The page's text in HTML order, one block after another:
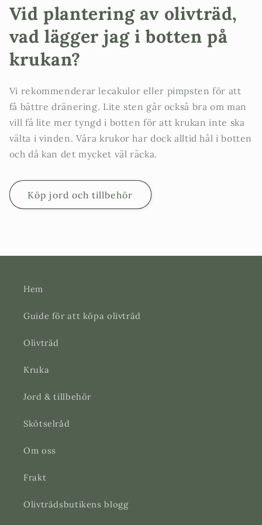
Vid plantering av olivträd,
vad lägger jag i botten på
krukan?
Vi rekommenderar lecakulor eller pimpsten för att
få bättre dränering. Lite sten går också bra om man
vill få lite mer tyngd i botten för att krukan inte ska
välta i vinden. Våra krukor har dock alltid hål i botten
och då kan det mycket väl räcka.
Köp jord och tillbehör
Hem
Guide för att köpa olivträd
Olivträd
Kruka
Jord & tillbehör
Skötselråd
Om oss
Frakt
Olivträdsbutikens blogg